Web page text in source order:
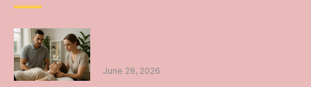
June 28, 2026